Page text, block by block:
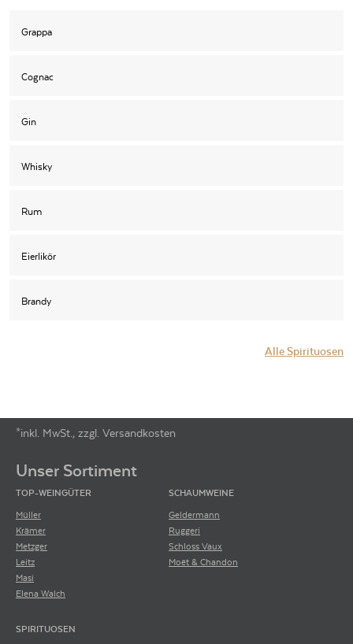
Grappa
Cognac
Gin
Whisky
Rum
Eierlikör
Brandy
Alle Spirituosen
*inkl. MwSt., zzgl. Versandkosten
Unser Sortiment
TOP-WEINGÜTER
Müller
Krämer
Metzger
Leitz
Masi
Elena Walch
SCHAUMWEINE
Geldermann
Ruggeri
Schloss Vaux
Moët & Chandon
SPIRITUOSEN